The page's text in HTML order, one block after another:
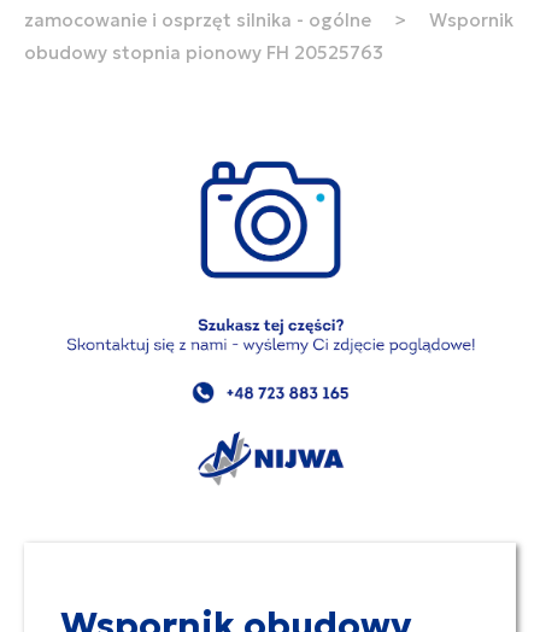
zamocowanie i osprzęt silnika - ogólne
>
Wspornik
obudowy stopnia pionowy FH 20525763